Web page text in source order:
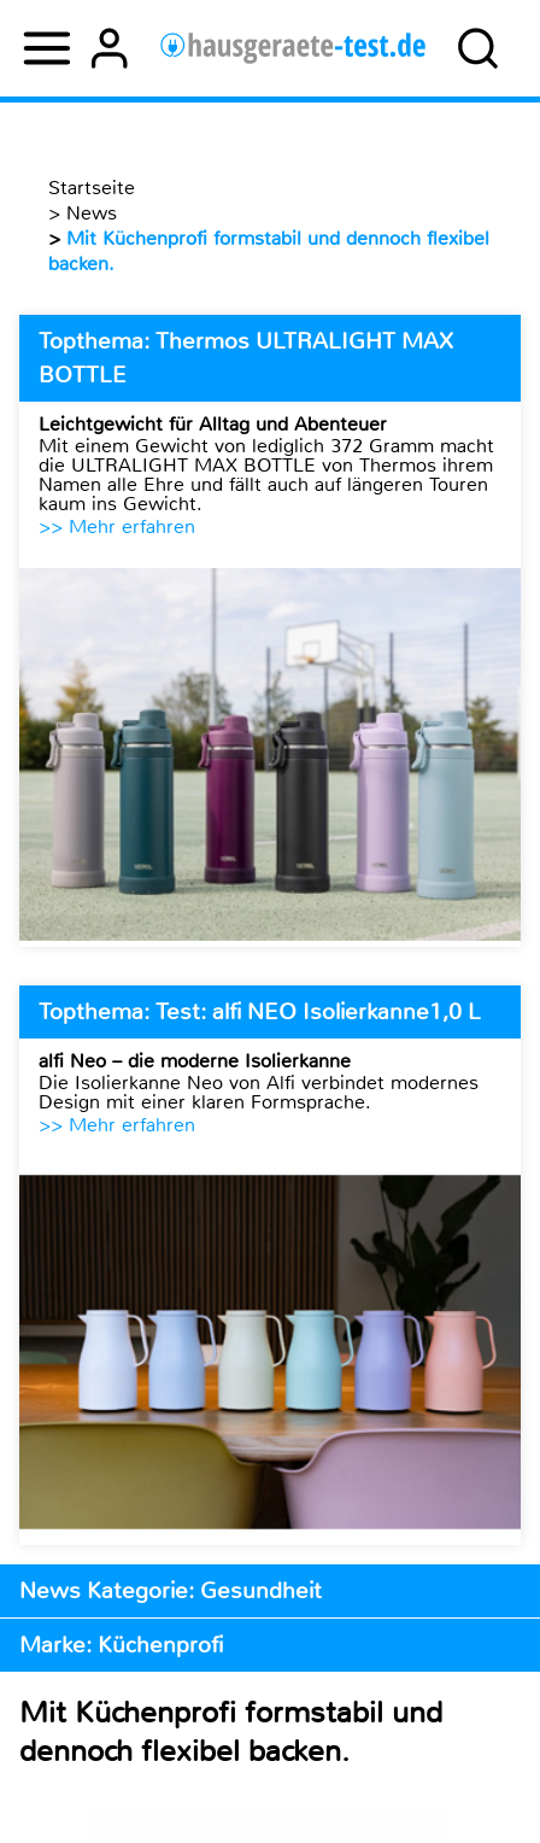
Startseite
> News
> Mit Küchenprofi formstabil und dennoch flexibel
backen.
Topthema: Thermos ULTRALIGHT MAX
BOTTLE
Leichtgewicht für Alltag und Abenteuer
Mit einem Gewicht von lediglich 372 Gramm macht
die ULTRALIGHT MAX BOTTLE von Thermos ihrem
Namen alle Ehre und fällt auch auf längeren Touren
kaum ins Gewicht.
>> Mehr erfahren
Topthema: Test: alfi NEO Isolierkanne1,0 L
alfi Neo – die moderne Isolierkanne
Die Isolierkanne Neo von Alfi verbindet modernes
Design mit einer klaren Formsprache.
>> Mehr erfahren
News Kategorie: Gesundheit
Marke: Küchenprofi
Mit Küchenprofi formstabil und
dennoch flexibel backen.